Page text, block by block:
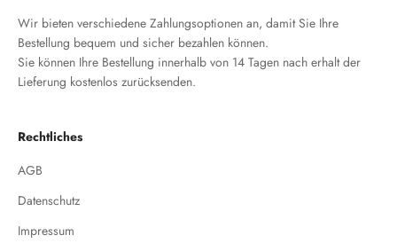
Wir bieten verschiedene Zahlungsoptionen an, damit Sie Ihre
Bestellung bequem und sicher bezahlen können.
Sie können Ihre Bestellung innerhalb von 14 Tagen nach erhalt der
Lieferung kostenlos zurücksenden.
Rechtliches
AGB
Datenschutz
Impressum